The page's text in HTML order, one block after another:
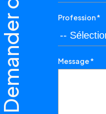
Profession *
Message *